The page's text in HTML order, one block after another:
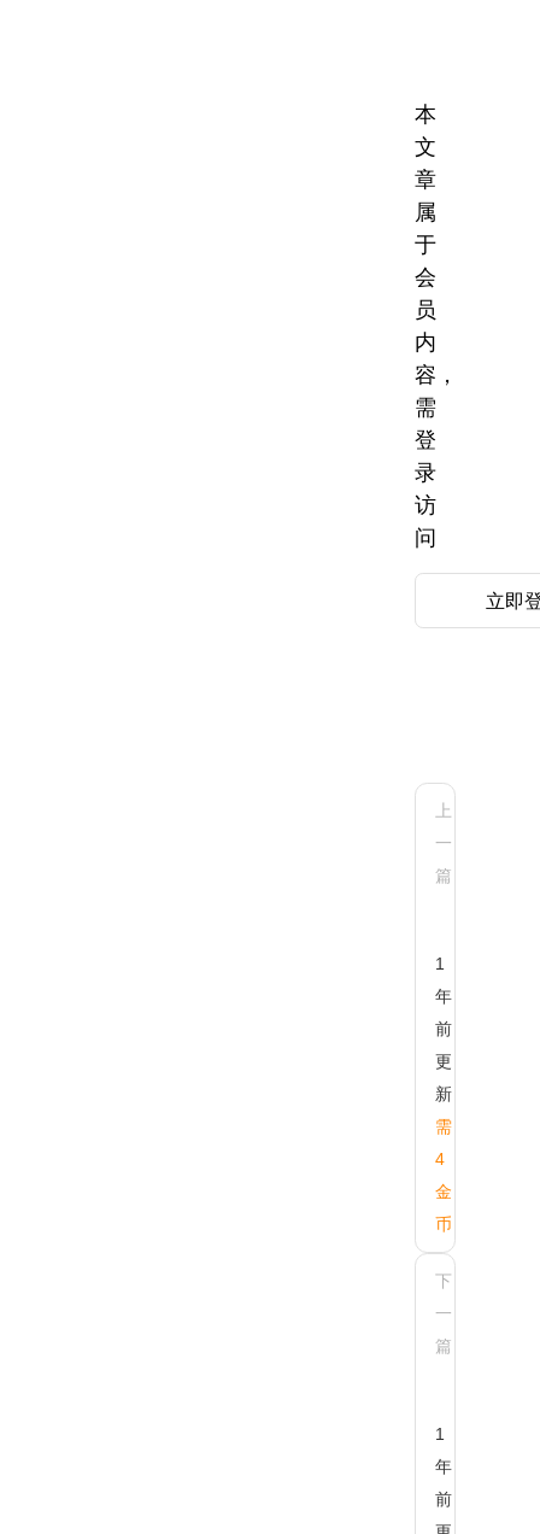
本
文
章
属
于
会
员
内
容，
需
登
录
访
问
立即
上
一
篇
数组检索(模
用方法和诸
1
年
前
更
新
需
4
金
币
下
一
篇
值转成标对
1
年
前